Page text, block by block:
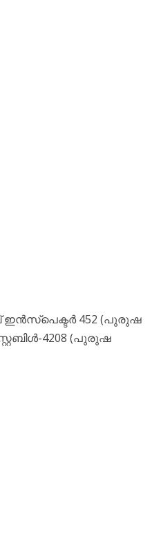
ഇ​ൻ​സ്പെ​ക്ട​ർ 452 (പു​രു​ഷ​
4208 (പു​രു​ഷ​